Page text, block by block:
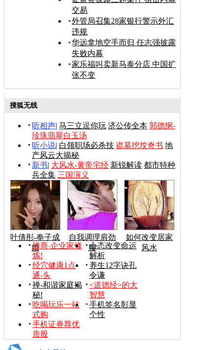
交易
外管局召集28家银行警示外汇
违规
华远拿地空手而归 任志强披露
失败内幕
家乐福叫卖新马泰分店 中国扩
张不变
搜狐无线
听相声| 马三立逗你玩 济公传全本 郭德纲-
珍珠翡翠白玉汤
听小说| 白领职场必杀技 盗墓挖坟奇书 地
产风云大揭秘
新书| 大风水-黄帝宅经 新锐解读 都市特种
兵全集 三国演义
叶倩彤-奉子成
婚
自我调理肩劲
腰
如何改变居家
风水
禅商-企业家修
炼!
心态改变命运
解析
经穴健康1点
通-头
养生12字诀孔
令谦
禅-和谐家庭揭
秘!
<道德经>的大
智慧
吃喝玩乐一站
式购
手机签名彰显
个性
手机证券荐优
质股